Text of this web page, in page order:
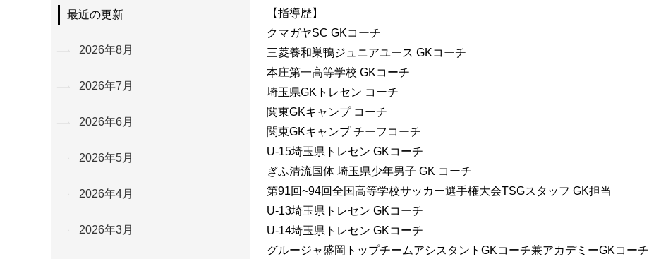
【指導歴】
クマガヤSC GKコーチ
三菱養和巣鴨ジュニアユース GKコーチ
本庄第一高等学校 GKコーチ
埼玉県GKトレセン コーチ
関東GKキャンプ コーチ
関東GKキャンプ チーフコーチ
U-15埼玉県トレセン GKコーチ
ぎふ清流国体 埼玉県少年男子 GK コーチ
第91回~94回全国高等学校サッカー選手権大会TSGスタッフ GK担当
U-13埼玉県トレセン GKコーチ
U-14埼玉県トレセン GKコーチ
グルージャ盛岡トップチームアシスタントGKコーチ兼アカデミーGKコーチ
最近の更新
2026年8月
2026年7月
2026年6月
2026年5月
2026年4月
2026年3月